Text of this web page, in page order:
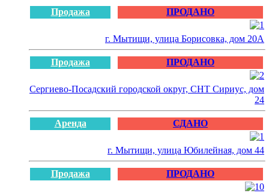
Продажа ПРОДАНО
г. Мытищи, улица Борисовка, дом 20А
Продажа ПРОДАНО
Сергиево-Посадский городской округ, СНТ Сириус, дом
24
Аренда СДАНО
г. Мытищи, улица Юбилейная, дом 44
Продажа ПРОДАНО